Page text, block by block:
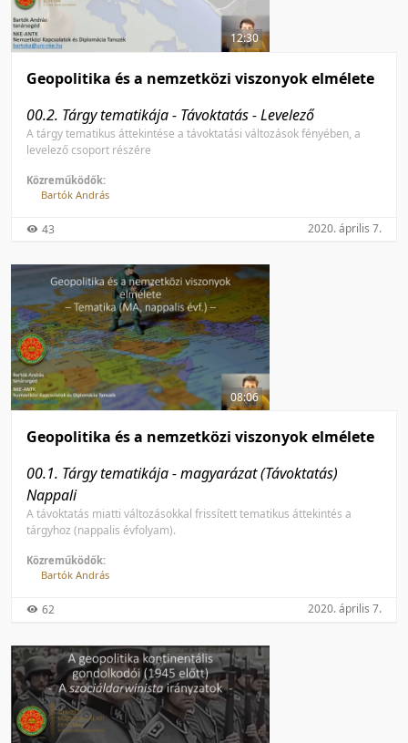
Feltöltés dátuma szerint
Utolsó módosítás szerint
Utolsó módosítás szerint
100 tétel/oldal
12:30
Geopolitika és a nemzetközi viszonyok elmélete
00.2. Tárgy tematikája - Távoktatás - Levelező
A tárgy tematikus áttekintése a távoktatási változások fényében, a
levelező csoport részére
Közreműködők:
Bartók András
43 2020. április 7.
08:06
Geopolitika és a nemzetközi viszonyok elmélete
00.1. Tárgy tematikája - magyarázat (Távoktatás)
Nappali
A távoktatás miatti változásokkal frissített tematikus áttekintés a
tárgyhoz (nappalis évfolyam).
Közreműködők:
Bartók András
62 2020. április 7.